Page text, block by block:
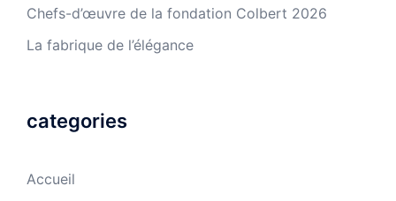
Chefs-d’œuvre de la fondation Colbert 2026
La fabrique de l’élégance
categories
Accueil